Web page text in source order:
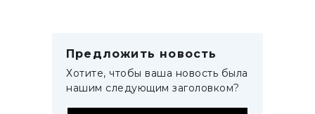
Предложить новость
Хотите, чтобы ваша новость была
нашим следующим заголовком?